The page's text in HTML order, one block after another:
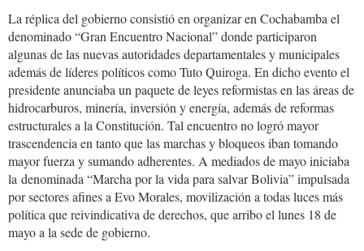
La réplica del gobierno consistió en organizar en Cochabamba el
denominado “Gran Encuentro Nacional” donde participaron
algunas de las nuevas autoridades departamentales y municipales
además de líderes políticos como Tuto Quiroga. En dicho evento el
presidente anunciaba un paquete de leyes reformistas en las áreas de
hidrocarburos, minería, inversión y energía, además de reformas
estructurales a la Constitución. Tal encuentro no logró mayor
trascendencia en tanto que las marchas y bloqueos iban tomando
mayor fuerza y sumando adherentes. A mediados de mayo iniciaba
la denominada “Marcha por la vida para salvar Bolivia” impulsada
por sectores afines a Evo Morales, movilización a todas luces más
política que reivindicativa de derechos, que arribo el lunes 18 de
mayo a la sede de gobierno.